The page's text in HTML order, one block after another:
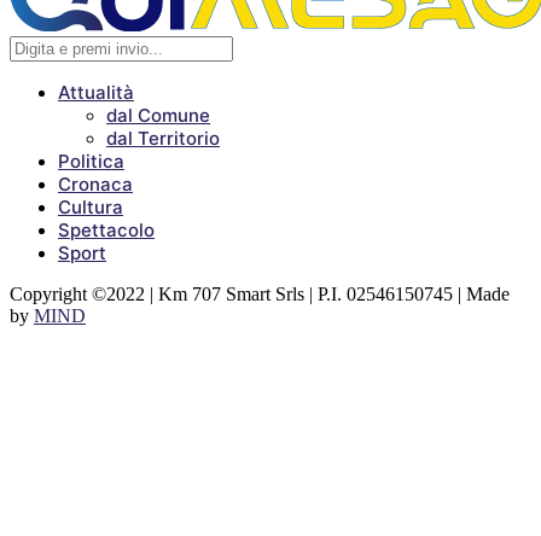
Attualità
dal Comune
dal Territorio
Politica
Cronaca
Cultura
Spettacolo
Sport
Copyright ©2022 | Km 707 Smart Srls | P.I. 02546150745 | Made
by MIND